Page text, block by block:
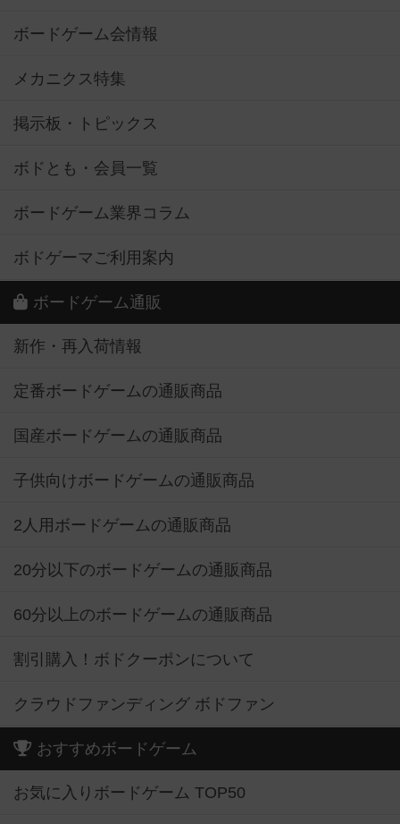
ボードゲーム会情報
メカニクス特集
掲示板・トピックス
ボドとも・会員一覧
ボードゲーム業界コラム
ボドゲーマご利用案内
ボードゲーム通販
新作・再入荷情報
定番ボードゲームの通販商品
国産ボードゲームの通販商品
子供向けボードゲームの通販商品
2人用ボードゲームの通販商品
20分以下のボードゲームの通販商品
60分以上のボードゲームの通販商品
割引購入！ボドクーポンについて
クラウドファンディング ボドファン
おすすめボードゲーム
お気に入りボードゲーム TOP50